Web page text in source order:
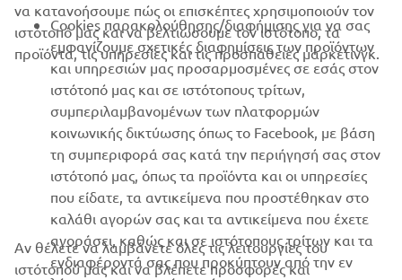
SUPPORT
ΕΝΗΜΕΡΩΤΙΚΟ ΔΕΛΤΙΟ
Γίνετε ο πρώτος που θα μάθετε για τις τελευταίες προσφορές, τις
ειδικές εκδηλώσεις, τις νέες κυκλοφορίες και πολλά άλλα
ΕΓΓΡΑΦΉ
Διαβάστε την Πολιτική Απορρήτου μας για να μάθετε πώς
να κατανοήσουμε πώς οι επισκέπτες χρησιμοποιούν τον
ιστότοπό μας και να βελτιώσουμε τον ιστότοπο, τα
προϊόντα, τις υπηρεσίες και τις προσπάθειες μάρκετινγκ.
Cookies παρακολούθησης/διαφήμισης για να σας
εμφανίζουμε σχετικές διαφημίσεις των προϊόντων
και υπηρεσιών μας προσαρμοσμένες σε εσάς στον
ιστότοπό μας και σε ιστότοπους τρίτων,
συμπεριλαμβανομένων των πλατφορμών
κοινωνικής δικτύωσης όπως το Facebook, με βάση
τη συμπεριφορά σας κατά την περιήγησή σας στον
ιστότοπό μας, όπως τα προϊόντα και οι υπηρεσίες
που είδατε, τα αντικείμενα που προστέθηκαν στο
καλάθι αγορών σας και τα αντικείμενα που έχετε
αγοράσει, καθώς και σε ιστότοπους τρίτων και τα
ενδιαφέροντά σας που προκύπτουν από την εν
Αν θέλετε να λαμβάνετε όλες τις λειτουργίες του
ιστότοπού μας και να βλέπετε προσφορές και